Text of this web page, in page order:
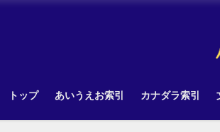
トップ あいうえお索引 カナダラ索引